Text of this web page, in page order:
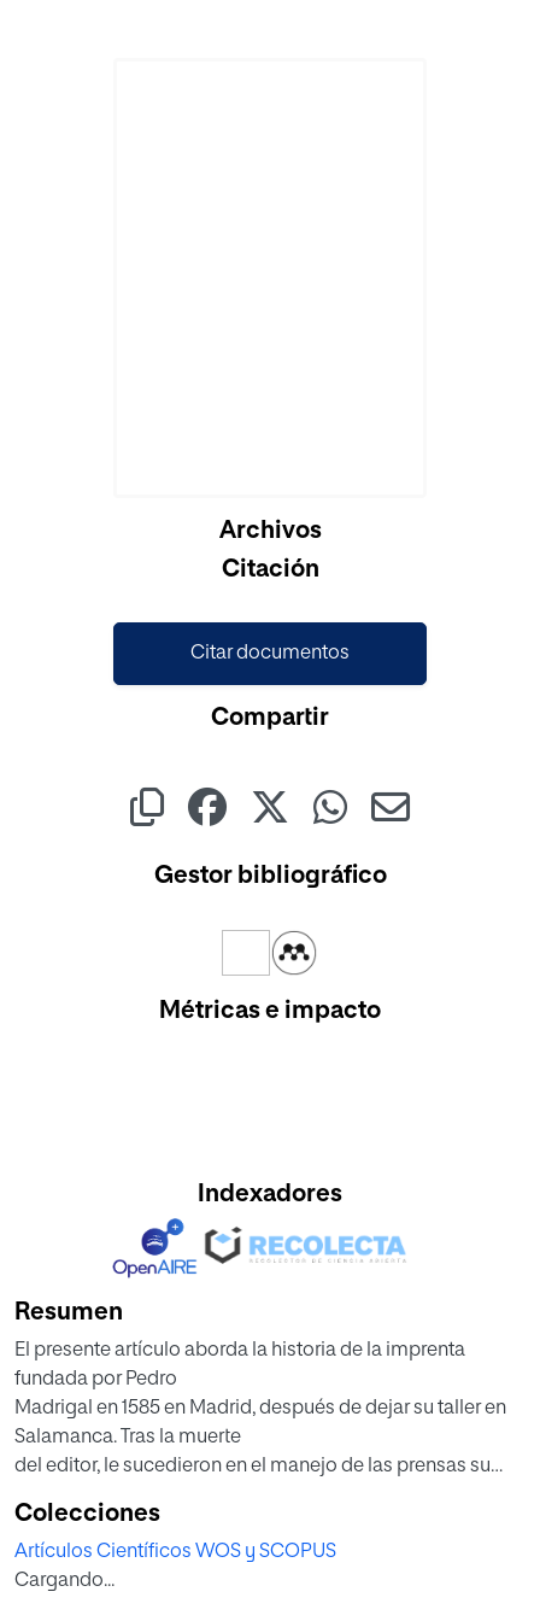
Archivos
Citación
Citar documentos
Compartir
Gestor bibliográfico
Métricas e impacto
Indexadores
Resumen
El presente artículo aborda la historia de la imprenta
fundada por Pedro
Madrigal en 1585 en Madrid, después de dejar su taller en
Salamanca. Tras la muerte
del editor, le sucedieron en el manejo de las prensas su
“hijo” Pedro Madrigal, Juan de la Cuesta y María de
Quiñones. Esta última gozó de
una privilegiada situación de negocio que aprovechó
Colecciones
Artículos Científicos WOS y SCOPUS
Cargando...